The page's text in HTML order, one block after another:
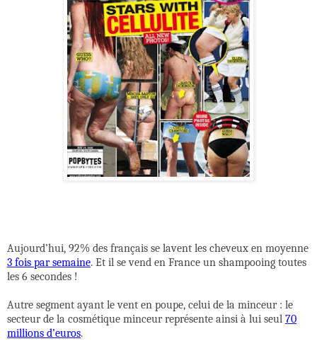
Aujourd’hui, 92% des français se lavent les cheveux en moyenne
3 fois par semaine. Et il se vend en France un shampooing toutes
les 6 secondes !
Autre segment ayant le vent en poupe, celui de la minceur : le
secteur de la cosmétique minceur représente ainsi à lui seul 70
millions d’euros.